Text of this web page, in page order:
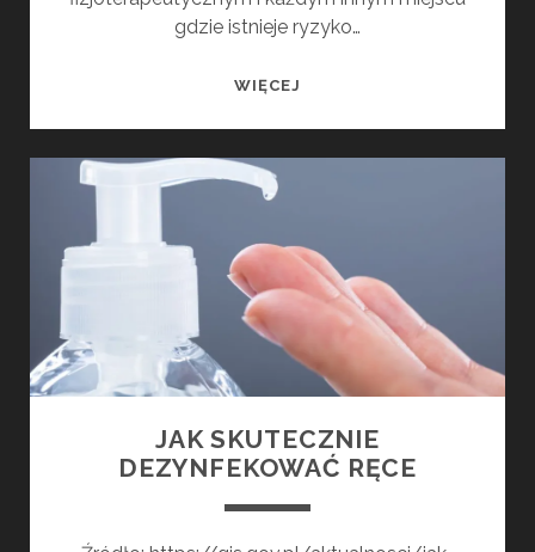
gdzie istnieje ryzyko…
WIĘCEJ
JAK SKUTECZNIE
DEZYNFEKOWAĆ RĘCE